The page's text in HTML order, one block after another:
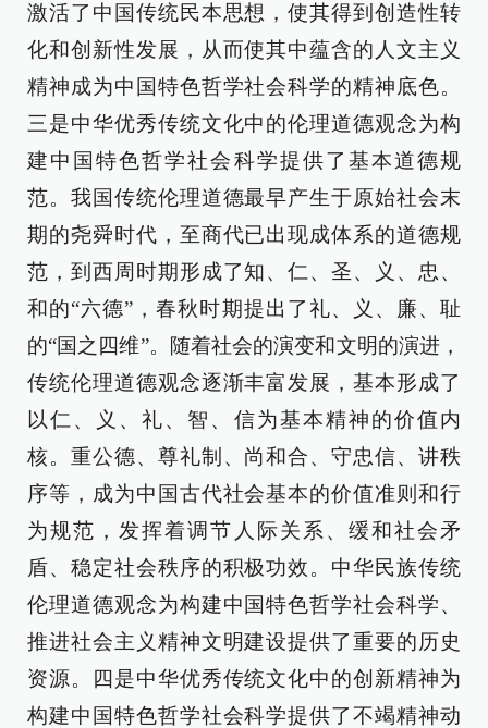
激活了中国传统民本思想，使其得到创造性转
化和创新性发展，从而使其中蕴含的人文主义
精神成为中国特色哲学社会科学的精神底色。
三是中华优秀传统文化中的伦理道德观念为构
建中国特色哲学社会科学提供了基本道德规
范。我国传统伦理道德最早产生于原始社会末
期的尧舜时代，至商代已出现成体系的道德规
范，到西周时期形成了知、仁、圣、义、忠、
和的“六德”，春秋时期提出了礼、义、廉、耻
的“国之四维”。随着社会的演变和文明的演进，
传统伦理道德观念逐渐丰富发展，基本形成了
以仁、义、礼、智、信为基本精神的价值内
核。重公德、尊礼制、尚和合、守忠信、讲秩
序等，成为中国古代社会基本的价值准则和行
为规范，发挥着调节人际关系、缓和社会矛
盾、稳定社会秩序的积极功效。中华民族传统
伦理道德观念为构建中国特色哲学社会科学、
推进社会主义精神文明建设提供了重要的历史
资源。四是中华优秀传统文化中的创新精神为
构建中国特色哲学社会科学提供了不竭精神动